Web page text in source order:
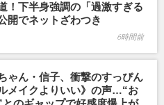
！下半身強調の「過激すぎる
開でネットざわつき
6時間前
ゃん・信子、衝撃のすっぴん
メイクよりいい》の声…“お